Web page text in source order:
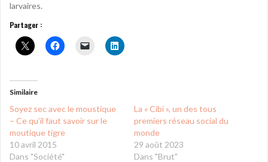
larvaires.
Partager :
Similaire
Soyez sec avec le moustique
– Ce qu’il faut savoir sur le
moutique tigre
10 avril 2015
Dans "Société"
La « Cibi », un des tous
premiers réseau social du
monde
29 août 2023
Dans "Brut"